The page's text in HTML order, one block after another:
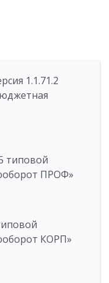
1.1.71.2
типовой
ПРОФ»
КОРП»